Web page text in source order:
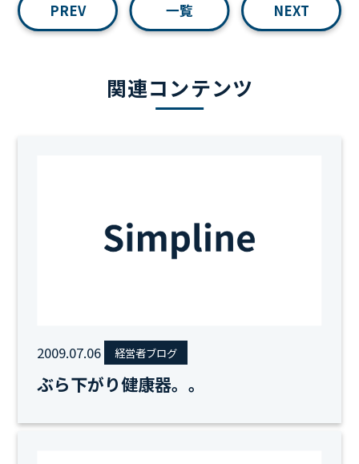
PREV 一覧 NEXT
関連コンテンツ
2009.07.06 経営者ブログ
ぶら下がり健康器。。